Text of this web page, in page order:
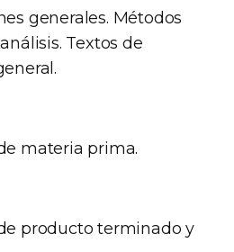
generales. Métodos
Textos de
materia prima.
producto terminado y